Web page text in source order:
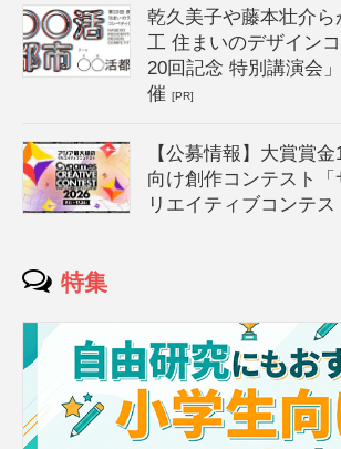
乾久美子や藤本壮介
工 住まいのデザイン
20回記念 特別講演会
催[PR]
【公募情報】大賞賞
向け創作コンテスト「
リエイティブコンテ
特集